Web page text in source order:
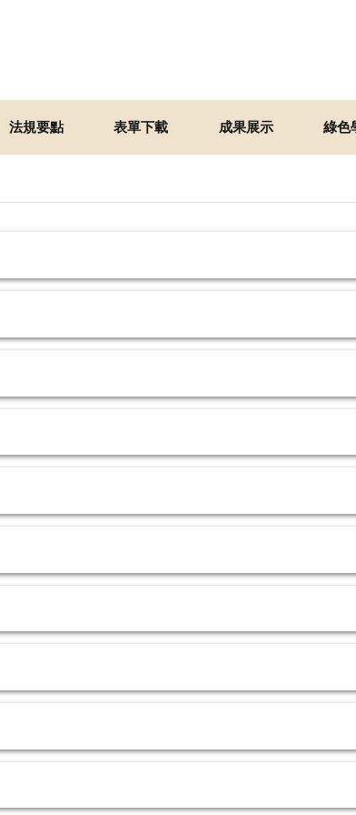
法規要點 表單下載 成果展示 綠色